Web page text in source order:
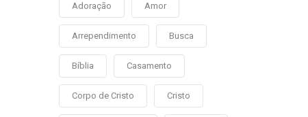
Adoração Amor
Arrependimento Busca
Bíblia Casamento
Corpo de Cristo Cristo